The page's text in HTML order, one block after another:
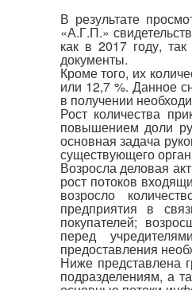
В результате
«А.Г.П.»
как в 2017 году,
документы.
Кроме того, их
или 12,7 %. Данное
в получении
Рост количества
повышением доли
основная задача
существующего
Возросла деловая
рост потоков
возросло
предприятия в
покупателей;
перед
предоставления
Ниже представлена
подразделениям, а